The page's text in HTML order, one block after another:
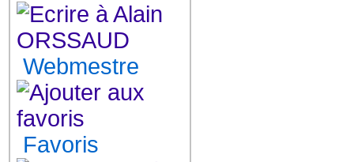
Webmestre
Favoris